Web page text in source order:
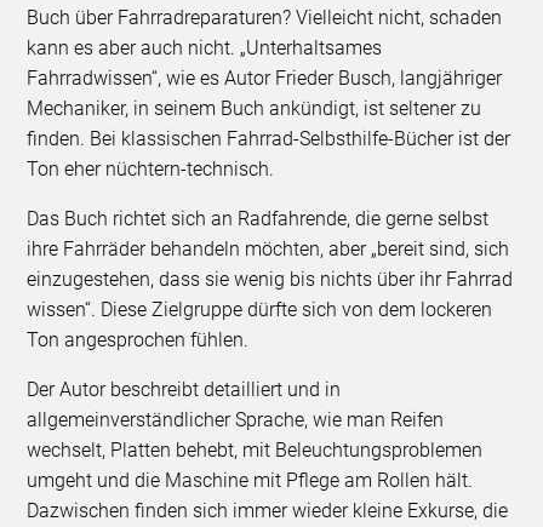
Buch über Fahrradreparaturen? Vielleicht nicht, schaden
kann es aber auch nicht. „Unterhaltsames
Fahrradwissen“, wie es Autor Frieder Busch, langjähriger
Mechaniker, in seinem Buch ankündigt, ist seltener zu
finden. Bei klassischen Fahrrad-Selbsthilfe-Bücher ist der
Ton eher nüchtern-technisch.
Das Buch richtet sich an Radfahrende, die gerne selbst
ihre Fahrräder behandeln möchten, aber „bereit sind, sich
einzugestehen, dass sie wenig bis nichts über ihr Fahrrad
wissen“. Diese Zielgruppe dürfte sich von dem lockeren
Ton angesprochen fühlen.
Der Autor beschreibt detailliert und in
allgemeinverständlicher Sprache, wie man Reifen
wechselt, Platten behebt, mit Beleuchtungsproblemen
umgeht und die Maschine mit Pflege am Rollen hält.
Dazwischen finden sich immer wieder kleine Exkurse, die